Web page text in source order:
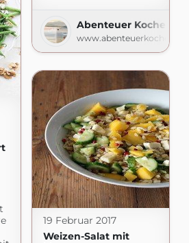
Abenteuer Kochen
19 Februar 2017
Weizen-Salat mit